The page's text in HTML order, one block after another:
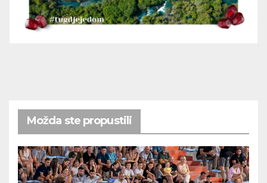
Možda ste propustili